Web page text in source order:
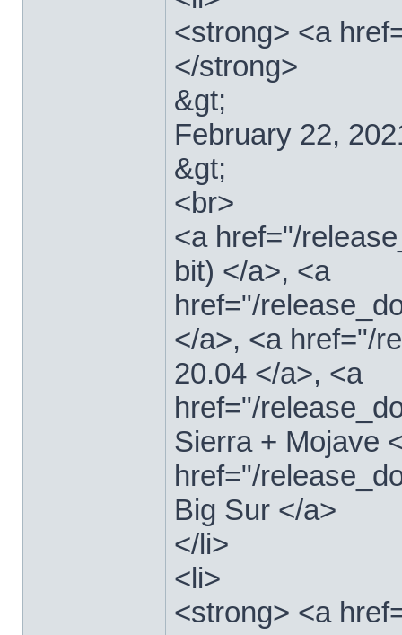
<strong> <a
</strong>
&gt;
February 22,
&gt;
<br>
<a href="/
bit) </a>, <a
href="/
</a>, <a href="/
20.04 </a>, <a
href="/
Sierra + Mojave
href="/
Big Sur </a>
</li>
<li>
<strong> <a